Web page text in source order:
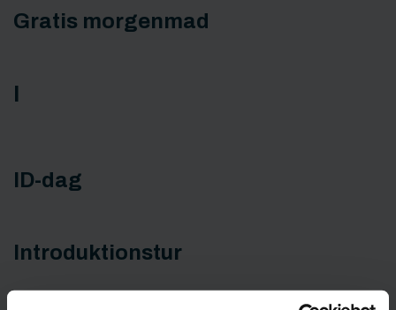
Gratis morgenmad
ID-dag
Introduktionstur